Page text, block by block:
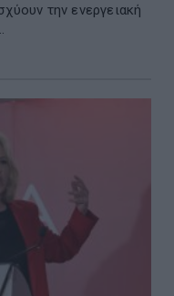
την ενεργειακή